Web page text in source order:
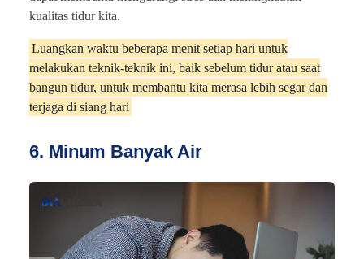
kualitas tidur kita.
Luangkan waktu beberapa menit setiap hari untuk
melakukan teknik-teknik ini, baik sebelum tidur atau saat
bangun tidur, untuk membantu kita merasa lebih segar dan
terjaga di siang hari
6. Minum Banyak Air